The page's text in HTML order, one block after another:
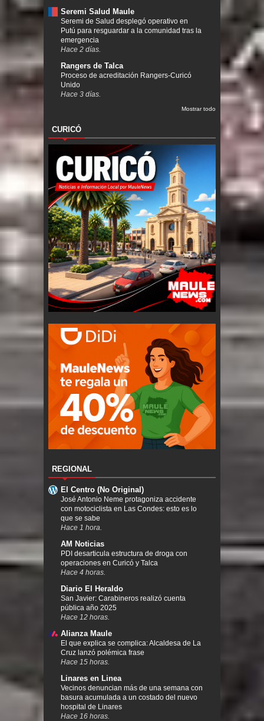
Seremi Salud Maule
Seremi de Salud desplegó operativo en
Putú para resguardar a la comunidad tras la
emergencia
Hace 2 días.
Rangers de Talca
Proceso de acreditación Rangers-Curicó
Unido
Hace 3 días.
Mostrar todo
CURICÓ
REGIONAL
El Centro (No Original)
José Antonio Neme protagoniza accidente
con motociclista en Las Condes: esto es lo
que se sabe
Hace 1 hora.
AM Noticias
PDI desarticula estructura de droga con
operaciones en Curicó y Talca
Hace 4 horas.
Diario El Heraldo
San Javier: Carabineros realizó cuenta
pública año 2025
Hace 12 horas.
Alianza Maule
El que explica se complica: Alcaldesa de La
Cruz lanzó polémica frase
Hace 15 horas.
Linares en Linea
Vecinos denuncian más de una semana con
basura acumulada a un costado del nuevo
hospital de Linares
Hace 16 horas.